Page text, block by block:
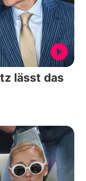
lässt das